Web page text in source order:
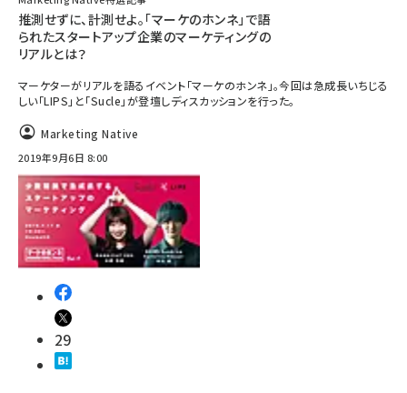
推測せずに、計測せよ。「マーケのホンネ」で語
られたスタートアップ企業のマーケティングの
リアルとは？
マーケターがリアルを語るイベント「マーケのホンネ」。今回は急成長いちじる
しい「LIPS」と「Sucle」が登壇しディスカッションを行った。
Marketing Native
2019年9月6日 8:00
29